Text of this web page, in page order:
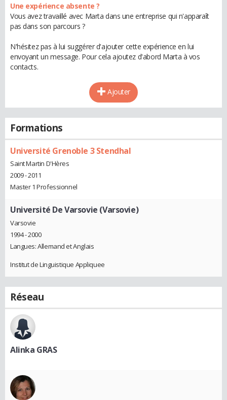
Une expérience absente ?
Vous avez travaillé avec Marta dans une entreprise qui n'apparaît
pas dans son parcours ?
N'hésitez pas à lui suggérer d'ajouter cette expérience en lui
envoyant un message. Pour cela ajoutez d'abord Marta à vos
contacts.
Ajouter
Formations
Université Grenoble 3 Stendhal
Saint Martin D'Hères
2009 - 2011
Master 1 Professionnel
Université De Varsovie (Varsovie)
Varsovie
1994 - 2000
Langues: Allemand et Anglais
Institut de Linguistique Appliquee
Réseau
Alinka GRAS